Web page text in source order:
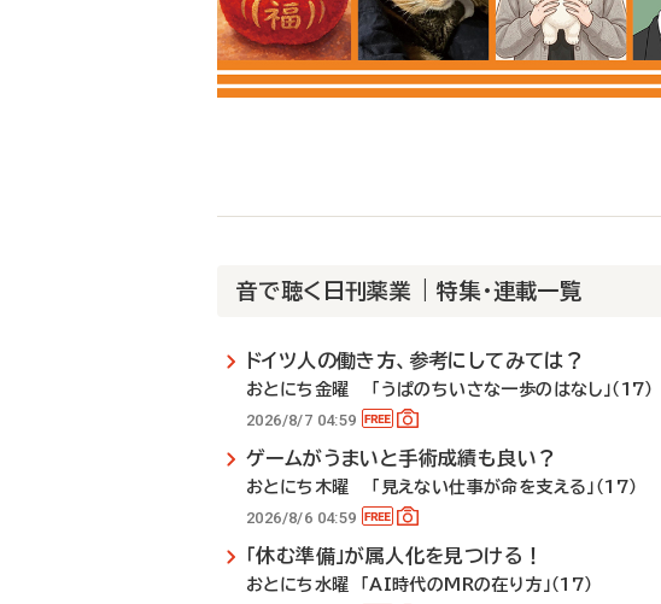
音で聴く日刊薬業 | 特集・連載一覧
ドイツ人の働き方、参考にしてみては？
おとにち金曜 「うぱのちいさな一歩のはなし」（17）
2026/8/7 04:59
ゲームがうまいと手術成績も良い？
おとにち木曜 「見えない仕事が命を支える」（17）
2026/8/6 04:59
「休む準備」が属人化を見つける！
おとにち水曜 「AI時代のMRの在り方」（17）